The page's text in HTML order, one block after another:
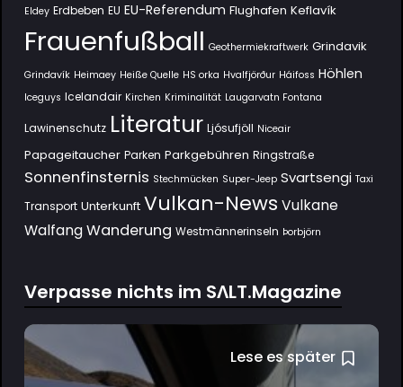
Eldey Erdbeben EU EU-Referendum Flughafen Keflavík
Frauenfußball Geothermiekraftwerk Grindavik
Grindavík Heimaey Heiße Quelle HS orka Hvalfjörður Háifoss Höhlen
Iceguys Icelandair Kirchen Kriminalität Laugarvatn Fontana
Lawinenschutz Literatur Ljósufjöll Niceair
Papageitaucher Parken Parkgebühren Ringstraße
Sonnenfinsternis Stechmücken Super-Jeep Svartsengi Taxi
Transport Unterkunft Vulkan-News Vulkane
Walfang Wanderung Westmännerinseln Þorbjörn
Verpasse nichts im SΛLT.Magazine
Lese es später